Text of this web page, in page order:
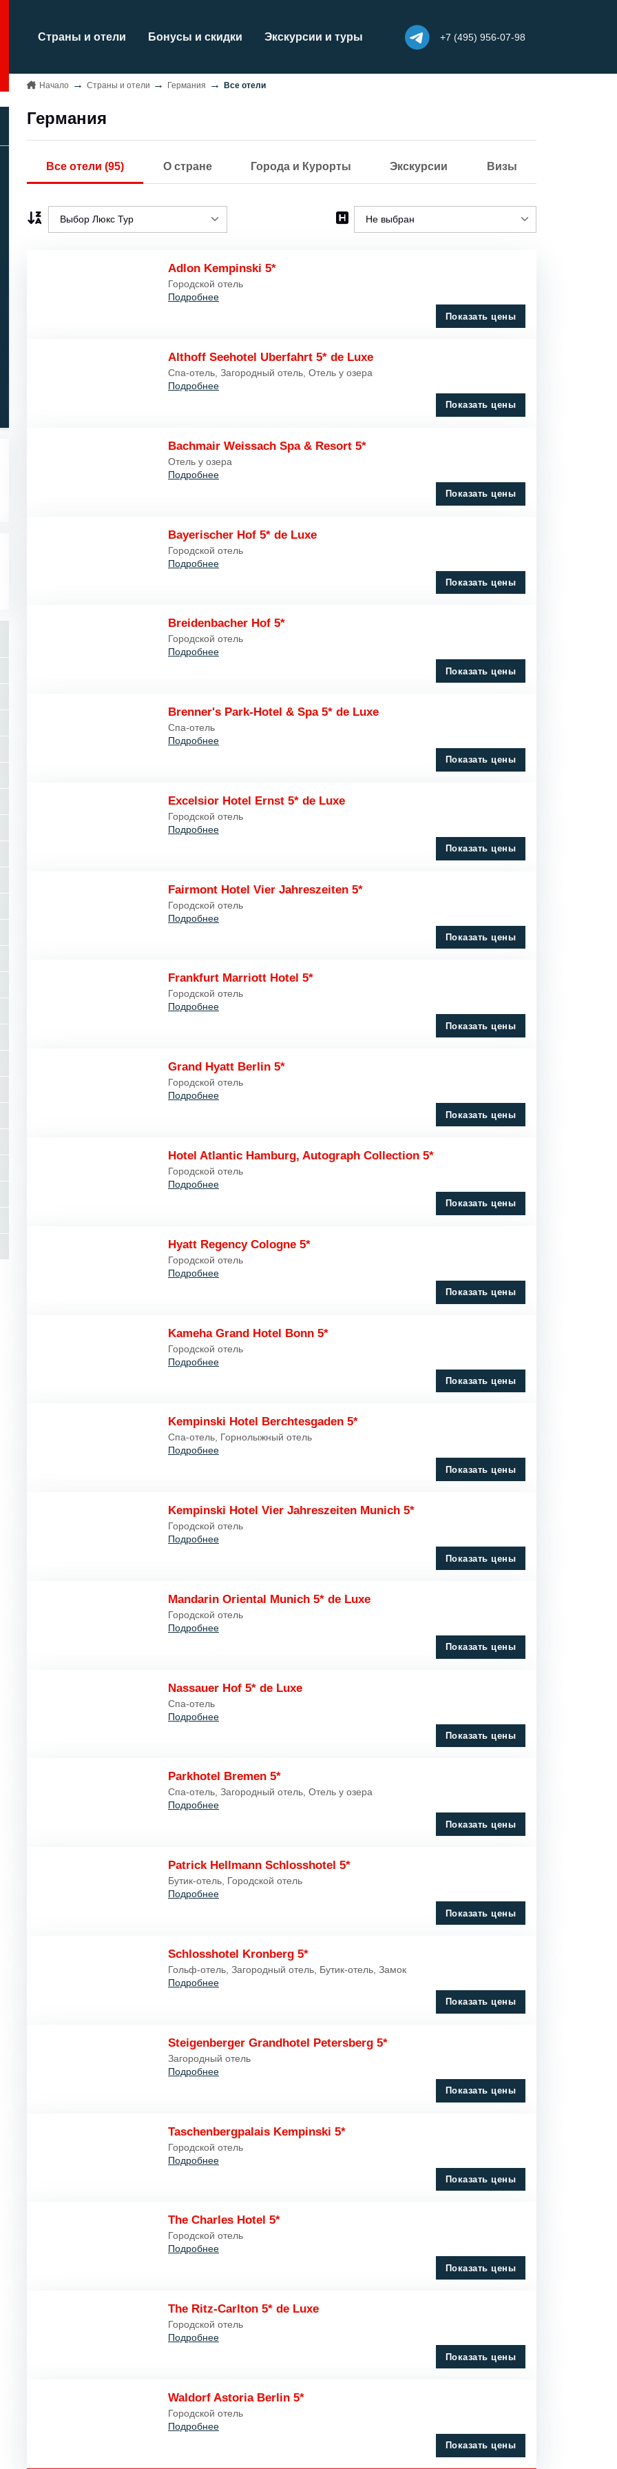
Страны и отели Бонусы и скидки Экскурсии и туры +7 (495) 956-07-98
Начало Страны и отели Германия Все отели
Германия
Все отели (95) О стране Города и Курорты Экскурсии Визы
Выбор Люкс Тур Не выбран
Отель у озера
Adlon Kempinski 5*
Городской отель
Подробнее
Показать цены
Althoff Seehotel Uberfahrt 5* de Luxe
Спа-отель, Загородный отель, Отель у озера
Подробнее
Показать цены
Bachmair Weissach Spa & Resort 5*
Отель у озера
Подробнее
Показать цены
Bayerischer Hof 5* de Luxe
Городской отель
Подробнее
Показать цены
Breidenbacher Hof 5*
Городской отель
Подробнее
Показать цены
Brenner's Park-Hotel & Spa 5* de Luxe
Спа-отель
Подробнее
Показать цены
Excelsior Hotel Ernst 5* de Luxe
Городской отель
Подробнее
Показать цены
Fairmont Hotel Vier Jahreszeiten 5*
Городской отель
Подробнее
Показать цены
Frankfurt Marriott Hotel 5*
Городской отель
Подробнее
Показать цены
Grand Hyatt Berlin 5*
Городской отель
Подробнее
Показать цены
Hotel Atlantic Hamburg, Autograph Collection 5*
Городской отель
Подробнее
Показать цены
Hyatt Regency Cologne 5*
Городской отель
Подробнее
Показать цены
Kameha Grand Hotel Bonn 5*
Городской отель
Подробнее
Показать цены
Kempinski Hotel Berchtesgaden 5*
Спа-отель, Горнолыжный отель
Подробнее
Показать цены
Kempinski Hotel Vier Jahreszeiten Munich 5*
Городской отель
Подробнее
Показать цены
Mandarin Oriental Munich 5* de Luxe
Городской отель
Подробнее
Показать цены
Nassauer Hof 5* de Luxe
Спа-отель
Подробнее
Показать цены
Parkhotel Bremen 5*
Спа-отель, Загородный отель, Отель у озера
Подробнее
Показать цены
Patrick Hellmann Schlosshotel 5*
Бутик-отель, Городской отель
Подробнее
Показать цены
Schlosshotel Kronberg 5*
Гольф-отель, Загородный отель, Бутик-отель, Замок
Подробнее
Показать цены
Steigenberger Grandhotel Petersberg 5*
Загородный отель
Подробнее
Показать цены
Taschenbergpalais Kempinski 5*
Городской отель
Подробнее
Показать цены
The Charles Hotel 5*
Городской отель
Подробнее
Показать цены
The Ritz-Carlton 5* de Luxe
Городской отель
Подробнее
Показать цены
Waldorf Astoria Berlin 5*
Городской отель
Подробнее
Показать цены